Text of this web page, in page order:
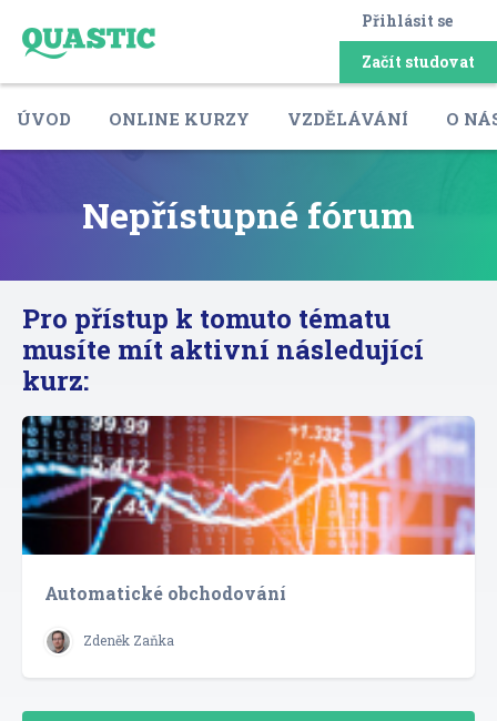
Přihlásit se
Začít studovat
ÚVOD ONLINE KURZY VZDĚLÁVÁNÍ O
Nepřístupné fórum
Pro přístup k tomuto tématu
musíte mít aktivní následující
kurz:
Automatické obchodování
Zdeněk Zaňka